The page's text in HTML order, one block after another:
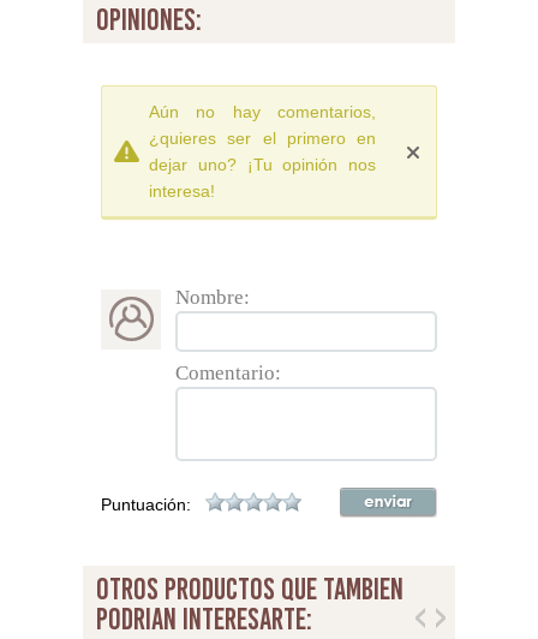
opiniones:
Aún no hay comentarios,
¿quieres ser el primero en
dejar uno? ¡Tu opinión nos
interesa!
Nombre:
Comentario:
Puntuación:
otros productos que tambien
podrian interesarte: